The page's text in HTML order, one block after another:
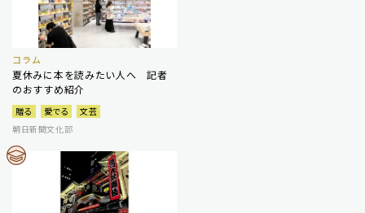
コラム
夏休みに本を読みたい人へ 記者
のおすすめ紹介
贈る 愛でる
文芸
朝日新聞文化部